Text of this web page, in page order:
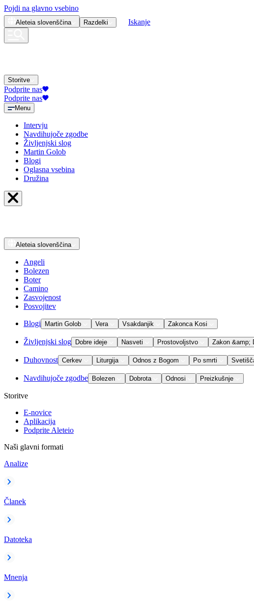
Pojdi na glavno vsebino
Aleteia slovenščina Razdelki Iskanje
Storitve
Podprite nas
Podprite nas
Menu
Intervju
Navdihujoče zgodbe
Življenjski slog
Martin Golob
Blogi
Oglasna vsebina
Družina
Aleteia slovenščina
Angeli
Bolezen
Boter
Camino
Zasvojenost
Posvojitev
Blogi Martin Golob Vera Vsakdanjik Zakonca Kosi
Življenjski slog Dobre ideje Nasveti Prostovoljstvo Zakon &amp;
Duhovnost Cerkev Liturgija Odnos z Bogom Po smrti
Navdihujoče zgodbe Bolezen Dobrota Odnosi Preizkušnje
Storitve
E-novice
Aplikacija
Podprite Aleteio
Naši glavni formati
Analize
Članek
Datoteka
Mnenja